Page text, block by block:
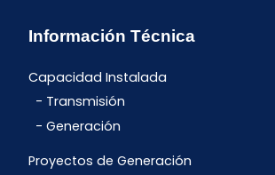
Información Técnica
Capacidad Instalada
Transmisión
Generación
Proyectos de Generación